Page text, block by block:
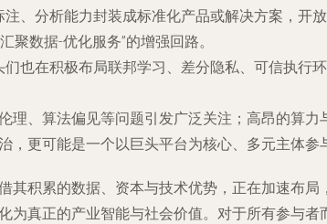
注、分析能力封装成标准化产品或解决方案，
聚数据-优化服务”的增强回路。
们也在积极布局联邦学习、差分隐私、可信执
理、算法偏见等问题引发广泛关注；高昂的算
更可能是一个以巨头平台为核心、多元主体参
其积累的数据、资本与技术优势，正在加速布
为真正的产业智能与社会价值。对于所有参与